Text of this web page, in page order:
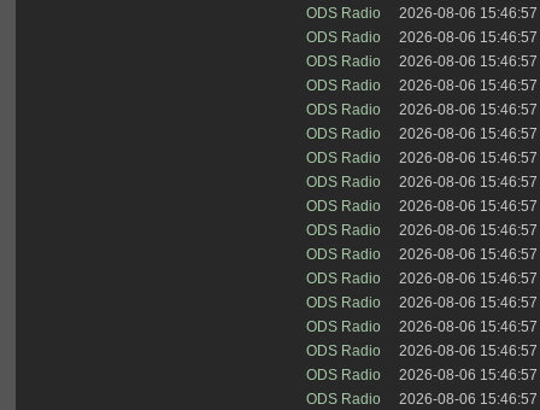
ODS Radio
2026-08-06 15:46:57
ODS Radio
2026-08-06 15:46:57
ODS Radio
2026-08-06 15:46:57
ODS Radio
2026-08-06 15:46:57
ODS Radio
2026-08-06 15:46:57
ODS Radio
2026-08-06 15:46:57
ODS Radio
2026-08-06 15:46:57
ODS Radio
2026-08-06 15:46:57
ODS Radio
2026-08-06 15:46:57
ODS Radio
2026-08-06 15:46:57
ODS Radio
2026-08-06 15:46:57
ODS Radio
2026-08-06 15:46:57
ODS Radio
2026-08-06 15:46:57
ODS Radio
2026-08-06 15:46:57
ODS Radio
2026-08-06 15:46:57
ODS Radio
2026-08-06 15:46:57
ODS Radio
2026-08-06 15:46:57